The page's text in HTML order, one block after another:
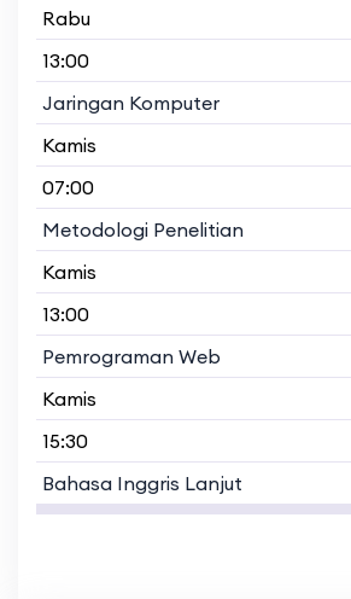
Rabu
13:00
Jaringan Komputer
Kamis
07:00
Metodologi Penelitian
Kamis
13:00
Pemrograman Web
Kamis
15:30
Bahasa Inggris Lanjut